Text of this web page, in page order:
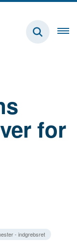
for
- indgrebsret